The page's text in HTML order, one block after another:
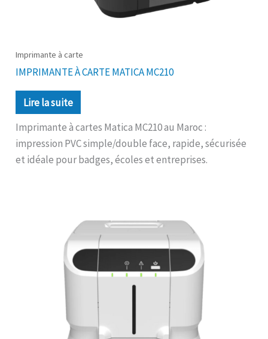
Imprimante à carte
IMPRIMANTE À CARTE MATICA MC210
Lire la suite
Imprimante à cartes Matica MC210 au Maroc :
impression PVC simple/double face, rapide, sécurisée
et idéale pour badges, écoles et entreprises.